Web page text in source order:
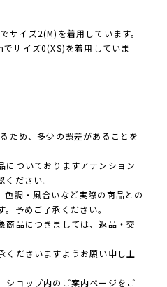
イズ2(M)を着用しています。
サイズ0(XS)を着用していま
ため、多少の誤差があることを
についておりますアテンション
ださい。
色調・風合いなど実際の商品との
予めご了承ください。
商品につきましては、返品・交
ださいますようお願い申し上
ョップ内のご案内ページをご